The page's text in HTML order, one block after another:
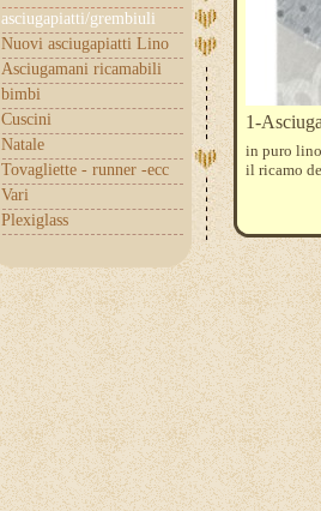
asciugapiatti/grembiuli
Nuovi asciugapiatti Lino
Asciugamani ricamabili
bimbi
Cuscini
Natale
Tovagliette - runner -ecc
Vari
Plexiglass
1-
in puro
il ricamo